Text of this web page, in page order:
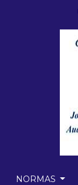
NORMAS